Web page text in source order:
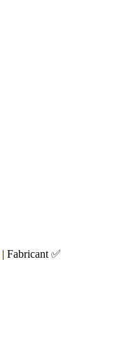
| Fabricant ✅